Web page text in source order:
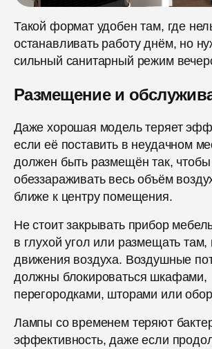
Такой формат удобен там, где
останавливать работу днём, но
сильный санитарный режим
Размещение и
Даже хорошая модель теряет
если её поставить в неудачном
должен быть размещён так,
обеззараживать весь объём
ближе к центру помещения.
Не стоит закрывать прибор
в глухой угол или размещать там,
движения воздуха. Воздушные
должны блокироваться шкафами,
перегородками, шторами или
Лампы со временем теряют
эффективность, даже если